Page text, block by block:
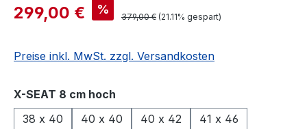
299,00 € %
379,00 € (21.11% gespart)
Preise inkl. MwSt. zzgl. Versandkosten
X-SEAT 8 cm hoch
38 x 40
40 x 40 40 x 42
41 x 46